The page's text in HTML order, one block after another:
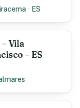
· ES
Vila
– ES